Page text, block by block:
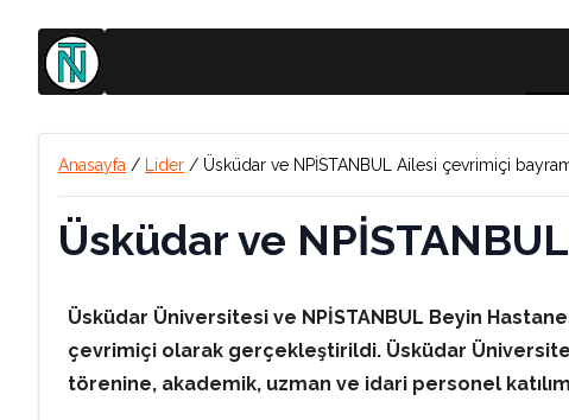
Anasayfa / Lider / Üsküdar ve NPİSTANBUL Ailesi çevrimiçi
Üsküdar ve
Üsküdar Üniversitesi ve NPİSTANBUL Beyin
çevrimiçi olarak gerçekleştirildi. Üsküdar
törenine, akademik, uzman ve idari personel